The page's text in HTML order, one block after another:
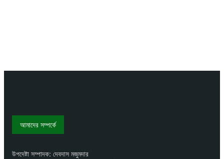
আমাদের সম্পর্কে
উপদেষ্টা সম্পাদক: দেবদাস মজুমদার